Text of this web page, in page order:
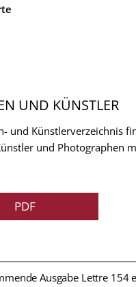
UND KÜNSTLER
und Künstlerverzeichnis
und Photographen
PDF
Ausgabe Lettre 154